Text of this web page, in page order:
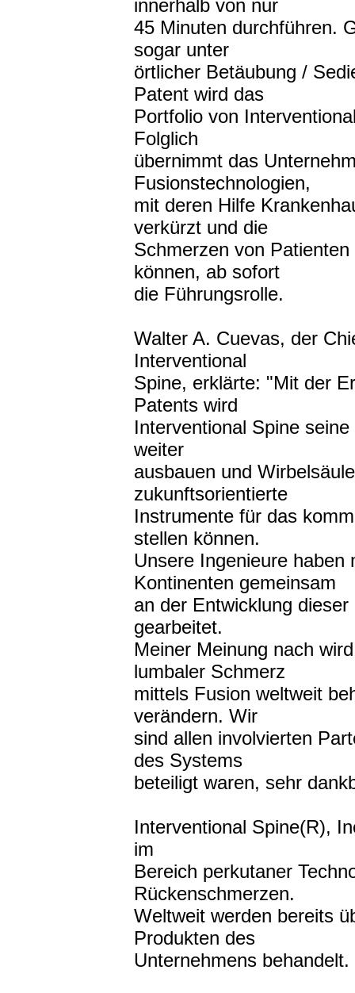
innerhalb von nur
45 Minuten durchführen.
sogar unter
örtlicher Betäubung /
Patent wird das
Portfolio von
Folglich
übernimmt das
Fusionstechnologien,
mit deren Hilfe
verkürzt und die
Schmerzen von
können, ab sofort
die Führungsrolle.
Walter A. Cuevas, der
Interventional
Spine, erklärte: "Mit der
Patents wird
Interventional Spine
weiter
ausbauen und
zukunftsorientierte
Instrumente für das
stellen können.
Unsere Ingenieure haben
Kontinenten gemeinsam
an der Entwicklung
gearbeitet.
Meiner Meinung nach
lumbaler Schmerz
mittels Fusion weltweit
verändern. Wir
sind allen involvierten
des Systems
beteiligt waren, sehr
Interventional Spine(R),
im
Bereich perkutaner
Rückenschmerzen.
Weltweit werden bereits
Produkten des
Unternehmens behandelt.